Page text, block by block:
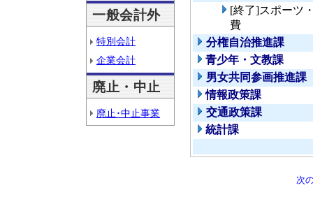
一般会計外
特別会計
企業会計
廃止・中止
廃止･中止事業
[終了]スポーツ
費
分権自治推進課
青少年・文教課
男女共同参画推進課
情報政策課
交通政策課
統計課
次